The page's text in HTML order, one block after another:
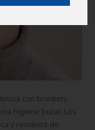
con brackets
higiene bucal. Los
y residuos de